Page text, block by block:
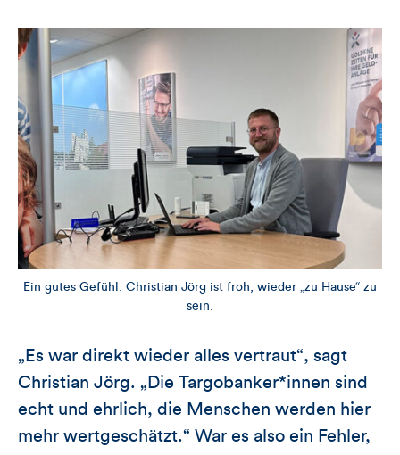
Ein gutes Gefühl: Christian Jörg ist froh, wieder „zu Hause“ zu
sein.
„Es war direkt wieder alles vertraut“, sagt
Christian Jörg. „Die Targobanker*innen sind
echt und ehrlich, die Menschen werden hier
mehr wertgeschätzt.“ War es also ein Fehler,